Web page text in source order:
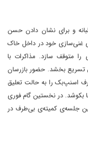
و برای نشان دادن حسن
غنی‌سازی خود در داخل خاک
متوقف سازد. مذاکرات با
بخشد. حضور بازرسان
اسنپ‌بک را به حالت تعلیق
بکوشد. در نخستین گام فوری
جلسه‌ی کمیته‌ی بی‌طرف در